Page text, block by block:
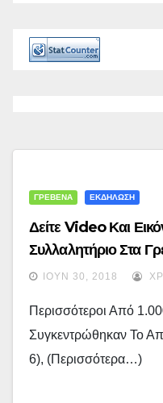
ΓΡΕΒΕΝΑ ΕΚΔΗΛΩΣΗ
Δείτε Video Και
Συλλαλητήριο Στα
ΙΟΎΝ 30, 2018
Περισσότεροι Από
Συγκεντρώθηκαν Το
6), (περισσότερα…)